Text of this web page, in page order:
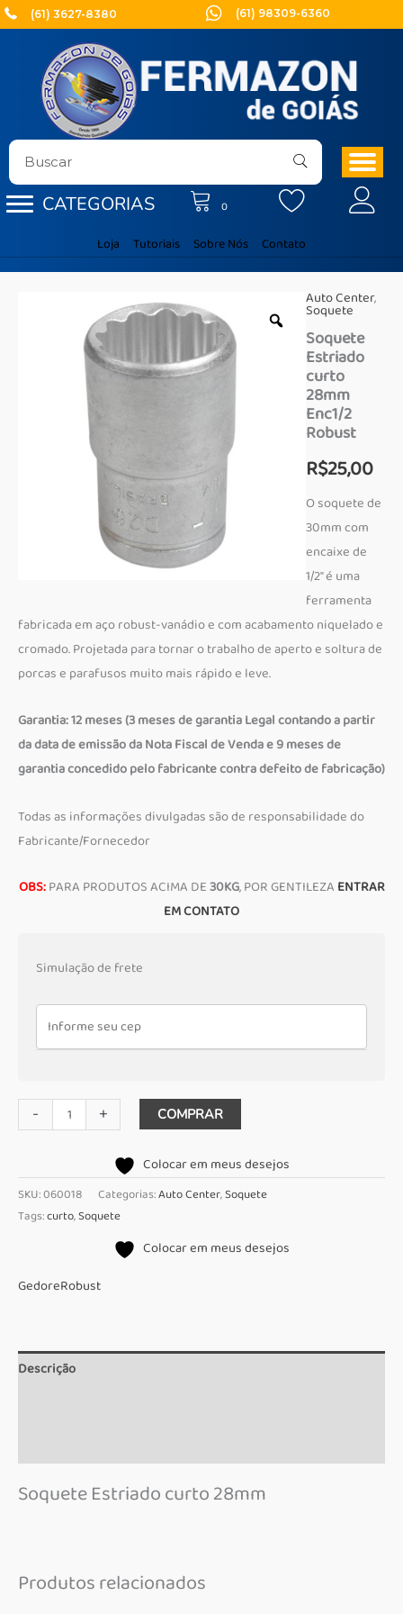
Ir
para
conteúdo
(61) 3627-8380 (61) 98309-6360
CATEGORIAS 0
Loja Tutoriais Sobre Nós Contato
Auto Center,
Soquete
Soquete
Estriado
curto
28mm
Enc1/2
Robust
R$25,00
O soquete de
30mm com
encaixe de
1/2″ é uma
ferramenta
fabricada em aço robust-vanádio e com acabamento niquelado e
cromado. Projetada para tornar o trabalho de aperto e soltura de
porcas e parafusos muito mais rápido e leve.
Garantia: 12 meses (3 meses de garantia Legal contando a partir
da data de emissão da Nota Fiscal de Venda e 9 meses de
garantia concedido pelo fabricante contra defeito de fabricação)
Todas as informações divulgadas são de responsabilidade do
Fabricante/Fornecedor
OBS:PARA PRODUTOS ACIMA DE30KG, POR GENTILEZA ENTRAR
EM CONTATO
Simulação de frete
-
Soquete
Estriado
28mm
Enc1/2
+ COMPRAR
Colocar em meus desejos
SKU:060018 Categorias:Auto Center,Soquete
Tags:curto,Soquete
Colocar em meus desejos
GedoreRobust
Descrição
Soquete Estriado curto 28mm
Produtos relacionados